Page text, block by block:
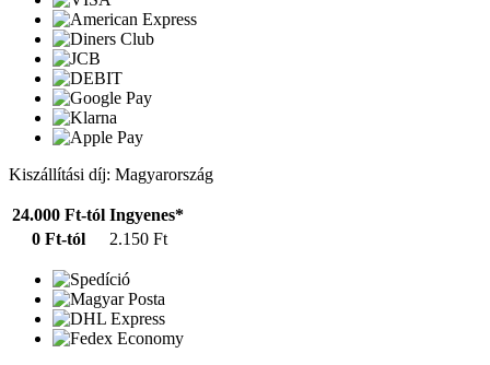
Kiszállítási díj: Magyarország
24.000 Ft-tól Ingyenes*
0 Ft-tól
2.150 Ft